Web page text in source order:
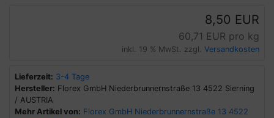
8,50 EUR
60,71 EUR pro kg
inkl. 19 % MwSt. zzgl. Versandkosten
Lieferzeit: 3-4 Tage
Hersteller: Florex GmbH Niederbrunnernstraße 13 4522 Sierning
/ AUSTRIA
Mehr Artikel von: Florex GmbH Niederbrunnernstraße 13 4522